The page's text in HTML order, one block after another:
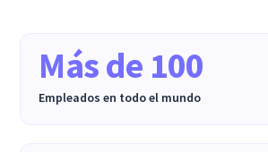
Más de 100
Empleados en todo el mundo